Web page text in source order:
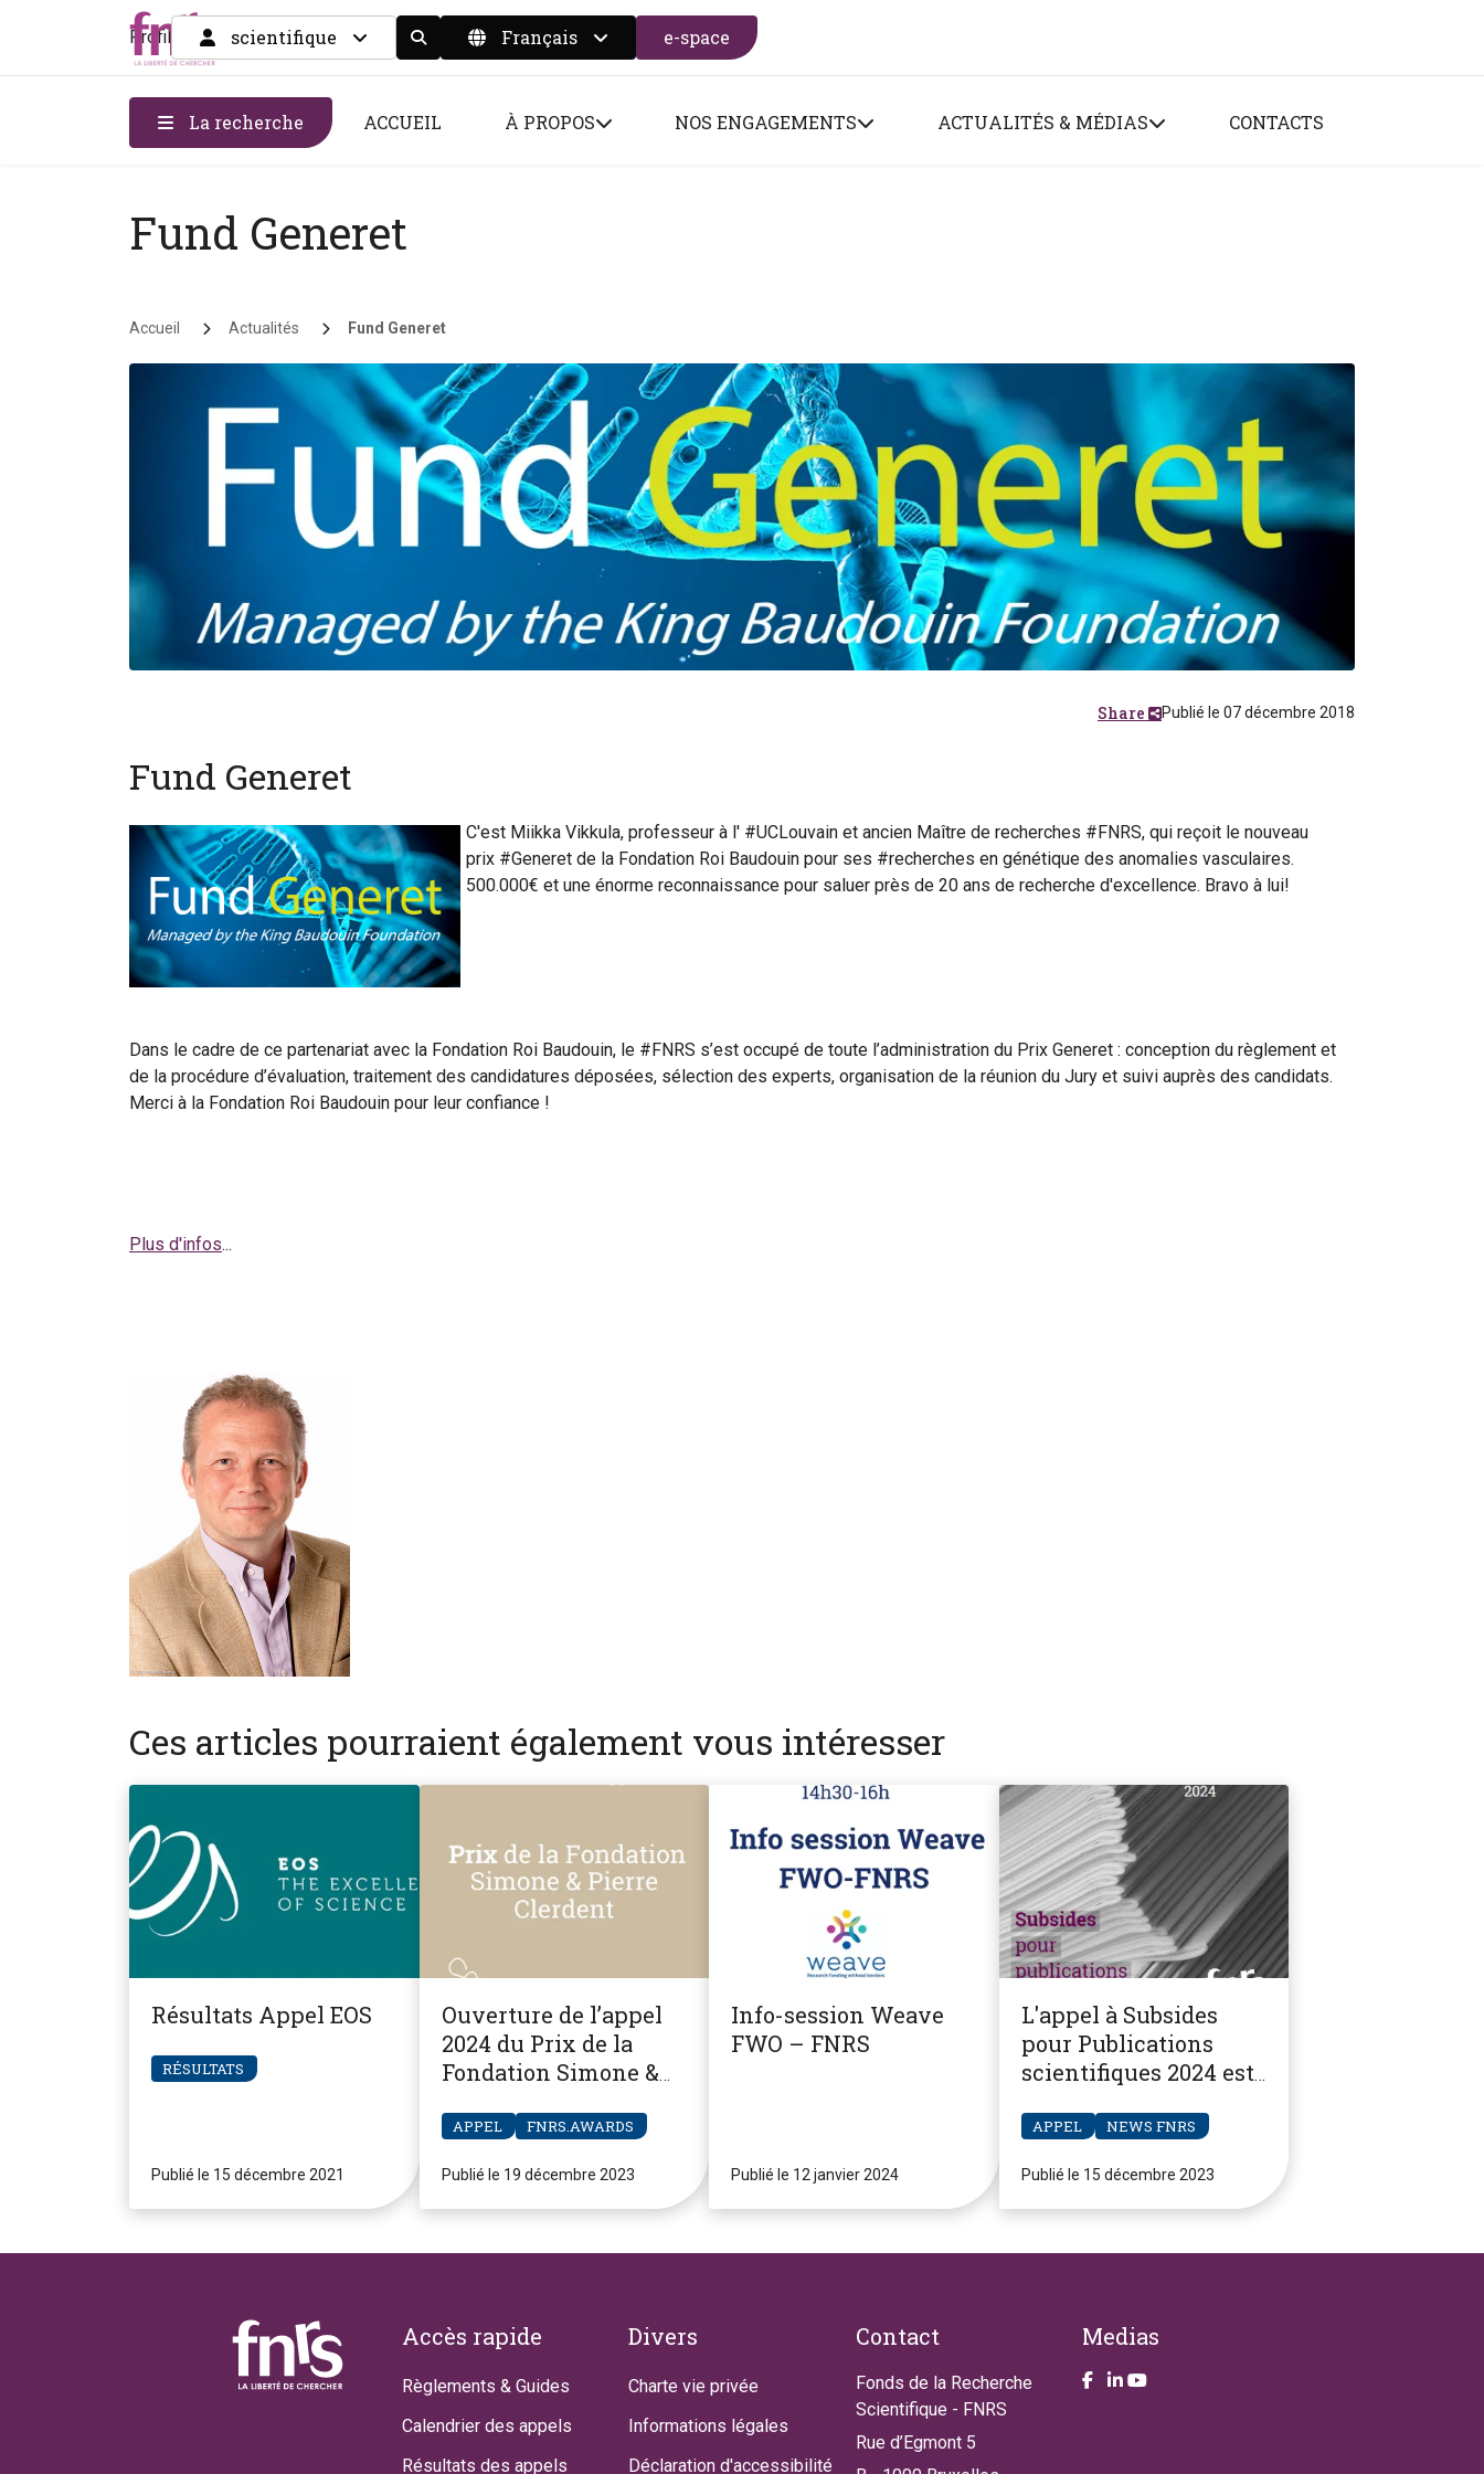
Profil scientifique Display the search form
Français e-space
La recherche ACCUEIL À PROPOS NOS ENGAGEMENTS ACTUALITÉS & MÉDIAS CONTACTS
Fund Generet
Fil d'Ariane
Accueil Actualités Fund Generet
Publié le 07 décembre 2018
Share
Fund Generet
C'est Miikka Vikkula, professeur à l' #UCLouvain et ancien Maître de recherches #FNRS, qui reçoit le nouveau
prix #Generet de la Fondation Roi Baudouin pour ses #recherches en génétique des anomalies vasculaires.
500.000€ et une énorme reconnaissance pour saluer près de 20 ans de recherche d'excellence. Bravo à lui!
Dans le cadre de ce partenariat avec la Fondation Roi Baudouin, le #FNRS s’est occupé de toute l’administration du Prix Generet : conception du règlement et
de la procédure d’évaluation, traitement des candidatures déposées, sélection des experts, organisation de la réunion du Jury et suivi auprès des candidats.
Merci à la Fondation Roi Baudouin pour leur confiance !
Plus d'infos...
Ces articles pourraient également vous intéresser
Résultats Appel EOS
RÉSULTATS
Publié le 15 décembre 2021
Ouverture de l’appel
2024 du Prix de la
Fondation Simone &
APPEL FNRS.AWARDS
Publié le 19 décembre 2023
Info-session Weave
FWO – FNRS
Publié le 12 janvier 2024
L'appel à Subsides
pour Publications
scientifiques 2024 est
APPEL NEWS FNRS
Publié le 15 décembre 2023
Footer
Accès rapide
Règlements & Guides
Calendrier des appels
Résultats des appels
Divers
Charte vie privée
Informations légales
Déclaration d'accessibilité
Contact
Fonds de la Recherche
Scientifique - FNRS
Rue d’Egmont 5
Medias
Take a look on our facebook page
Take a look on our LinkendIn page